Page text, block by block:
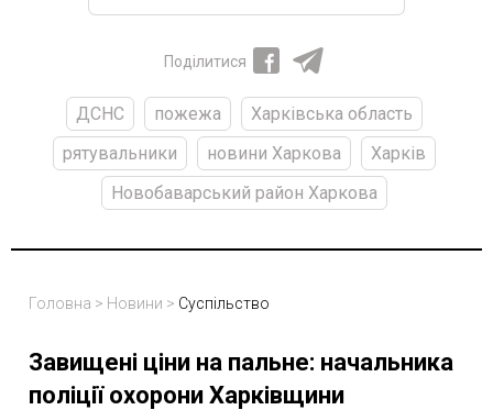
Поділитися
ДСНС пожежа
Харківська область
рятувальники
новини Харкова
Харків
Новобаварський район Харкова
Головна > Новини > Суспільство
Завищені ціни на пальне: начальника
поліції охорони Харківщини